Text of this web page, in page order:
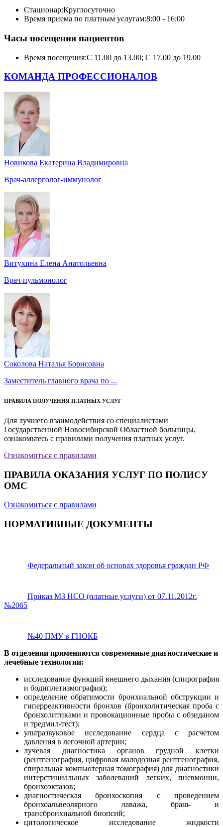
Стационар:Круглосуточно
Время приема по платным услугам:8:00 - 16:00
Часы посещения пациентов
Время посещения:С 11.00 до 13.00; С 17.00 до 19.00
КОМАНДА ПРОФЕССИОНАЛОВ
Новикова Екатерина Владимировна
Врач-аллерголог-иммунолог
Витухина Елена Анатольевна
Врач-пульмонолог
Соколова Наталья Борисовна
Заместитель главного врача по ...
ПРАВИЛА ПОЛУЧЕНИЯ ПЛАТНЫХ УСЛУГ
Для лучшего взаимодействия со специалистами
Государственной Новосибирской Областной больницы,
ознакомьтесь с правилами получения платных услуг.
Ознакомиться с правилами
ПРАВИЛА ОКАЗАНИЯ УСЛУГ ПО ПОЛИСУ
ОМС
Ознакомиться с правилами
НОРМАТИВНЫЕ ДОКУМЕНТЫ
Федеральный закон об основах здоровья граждан РФ
Приказ МЗ НСО (платные услуги) от 07.11.2012г.
№2065
№40 ПМУ в ГНОКБ
В отделении применяются современные диагностические и
лечебные технологии:
исследование функций внешнего дыхания (спирография
и бодиплетизмография);
определение обратимости бронхиальной обструкции и
гиперреактивности бронхов (бронхолитическая проба с
бронхолитиками и провокационные пробы с обзиданом
и тредмил-тест);
ультразвуковое исследование сердца с расчетом
давления в легочной артерии;
лучевая диагностика органов грудной клетки
(рентгенография, цифровая малодозная рентгенография,
спиральная компьютерная томография) для диагностики
интерстициальных заболеваний легких, пневмонии,
бронхоэктазов;
диагностическая бронхоскопия с проведением
бронхоальвеолярного лаважа, браш- и
трансбронхиальной биопсий;
цитологическое исследование жидкости